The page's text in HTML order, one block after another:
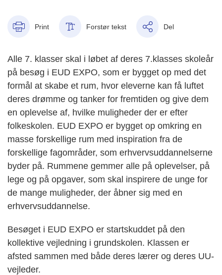
Print Forstør tekst Del
Alle 7. klasser skal i løbet af deres 7.klasses skoleår
på besøg i EUD EXPO, som er bygget op med det
formål at skabe et rum, hvor eleverne kan få luftet
deres drømme og tanker for fremtiden og give dem
en oplevelse af, hvilke muligheder der er efter
folkeskolen. EUD EXPO er bygget op omkring en
masse forskellige rum med inspiration fra de
forskellige fagområder, som erhvervsuddannelserne
byder på. Rummene gemmer alle på oplevelser, på
lege og på opgaver, som skal inspirere de unge for
de mange muligheder, der åbner sig med en
erhvervsuddannelse.
Besøget i EUD EXPO er startskuddet på den
kollektive vejledning i grundskolen. Klassen er
afsted sammen med både deres lærer og deres UU-
vejleder.